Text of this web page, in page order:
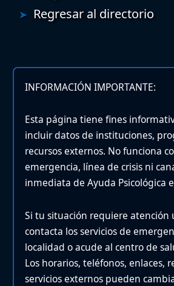
Regresar al directorio
INFORMACIÓN IMPORTANTE:
Esta página tiene fines
incluir datos de instituciones,
recursos externos. No funciona
emergencia, línea de crisis ni
inmediata de Ayuda Psicológica
Si tu situación requiere atención
contacta los servicios de
localidad o acude al centro de
Los horarios, teléfonos, enlaces,
servicios externos pueden